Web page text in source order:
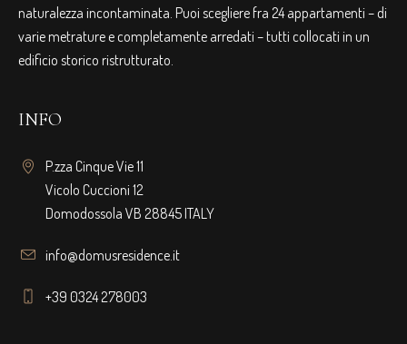
naturalezza incontaminata. Puoi scegliere fra 24 appartamenti – di
varie metrature e completamente arredati – tutti collocati in un
edificio storico ristrutturato.
INFO
P.zza Cinque Vie 11
Vicolo Cuccioni 12
Domodossola VB 28845 ITALY
info@domusresidence.it
+39 0324 278003